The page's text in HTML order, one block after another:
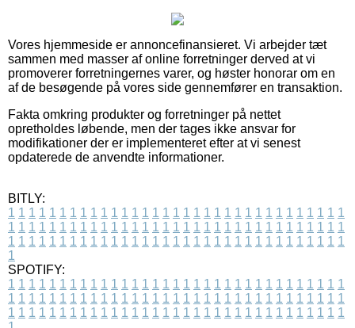
Vores hjemmeside er annoncefinansieret. Vi arbejder tæt
sammen med masser af online forretninger derved at vi
promoverer forretningernes varer, og høster honorar om en
af de besøgende på vores side gennemfører en transaktion.
Fakta omkring produkter og forretninger på nettet
opretholdes løbende, men der tages ikke ansvar for
modifikationer der er implementeret efter at vi senest
opdaterede de anvendte informationer.
BITLY:
1 1 1 1 1 1 1 1 1 1 1 1 1 1 1 1 1 1 1 1 1 1 1 1 1 1 1 1 1 1 1 1 1
1 1 1 1 1 1 1 1 1 1 1 1 1 1 1 1 1 1 1 1 1 1 1 1 1 1 1 1 1 1 1 1 1
1 1 1 1 1 1 1 1 1 1 1 1 1 1 1 1 1 1 1 1 1 1 1 1 1 1 1 1 1 1 1 1 1
1
SPOTIFY:
1 1 1 1 1 1 1 1 1 1 1 1 1 1 1 1 1 1 1 1 1 1 1 1 1 1 1 1 1 1 1 1 1
1 1 1 1 1 1 1 1 1 1 1 1 1 1 1 1 1 1 1 1 1 1 1 1 1 1 1 1 1 1 1 1 1
1 1 1 1 1 1 1 1 1 1 1 1 1 1 1 1 1 1 1 1 1 1 1 1 1 1 1 1 1 1 1 1 1